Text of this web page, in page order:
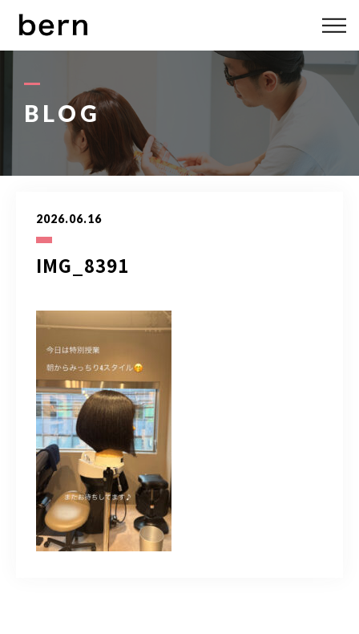
BLOG
2026.06.16
IMG_8391
ABOUT US
STYLE
bern 06-6136-6633
TERMINAL bern 06-6136-6633
ご予約はこちら